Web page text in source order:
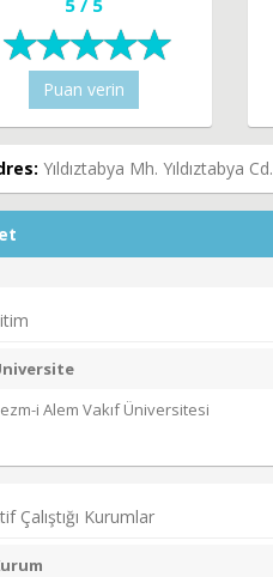
5 / 5
Puan verin
Yıldıztabya Mh. Yıldıztabya
i Alem Vakıf Üniversitesi
Çalıştığı Kurumlar